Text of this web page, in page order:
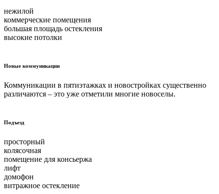
нежилой
коммерческие помещения
большая площадь остекления
высокие потолки
Новые коммуникации
Коммуникации в пятиэтажках и новостройках существенно
различаются – это уже отметили многие новоселы.
Подъезд
просторный
колясочная
помещение для консьержа
лифт
домофон
витражное остекление